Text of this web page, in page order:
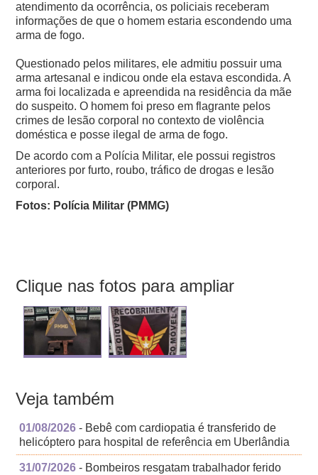
atendimento da ocorrência, os policiais receberam
informações de que o homem estaria escondendo uma
arma de fogo.
Questionado pelos militares, ele admitiu possuir uma
arma artesanal e indicou onde ela estava escondida. A
arma foi localizada e apreendida na residência da mãe
do suspeito.O homem foi preso em flagrante pelos
crimes de lesão corporal no contexto de violência
doméstica e posse ilegal de arma de fogo.
De acordo com a Polícia Militar, ele possui registros
anteriores por furto, roubo, tráfico de drogas e lesão
corporal.
Fotos: Polícia Militar (PMMG)
Clique nas fotos para ampliar
Veja também
01/08/2026 - Bebê com cardiopatia é transferido de
helicóptero para hospital de referência em Uberlândia
31/07/2026 - Bombeiros resgatam trabalhador ferido